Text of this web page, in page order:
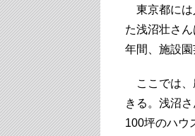
東京都には
た浅沼壮さ
年間、施設園
ここでは、
きる。浅沼
100坪のハウ